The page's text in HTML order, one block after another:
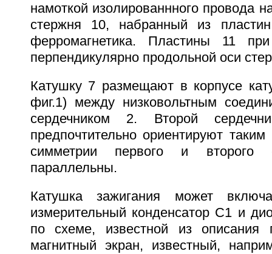
намоткой изолированнного провода
стержня 10, набранный из пластин
ферромагнетика. Пластины 11
перпендикулярно продольной оси
Катушку 7 размещают в корпусе
фиг.1) между низковольтным
сердечником 2. Второй
предпочтительно ориентируют
симметрии первого и второго
параллельны.
Катушка зажигания может
измерительный конденсатор С1 и
по схеме, известной из описания
магнитный экран, известный,